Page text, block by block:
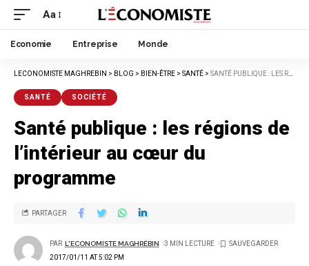
Aa
Economie Entreprise Monde
LECONOMISTE MAGHREBIN > BLOG > BIEN-ÊTRE > SANTÉ > SANTÉ PUBLIQUE : LES RÉGIONS DE L’INTÉRIEUR AU CŒUR DU PROGRAMME
SANTÉ SOCIÉTÉ
Santé publique : les régions de
l’intérieur au cœur du
programme
2017/01/11 AT 5:02 PM
PAR L'ECONOMISTE MAGHRÉBIN 3 MIN LECTURE
PARTAGER